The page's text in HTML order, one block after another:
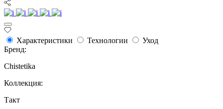
Характеристики Технологии
Уход
Бренд:
Chistetika
Коллекция:
Такт